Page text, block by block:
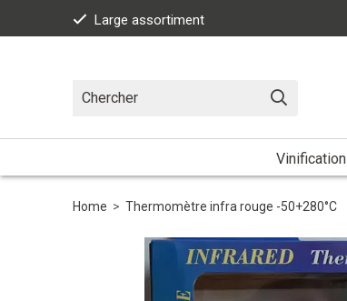
Large assortiment
Vinification
Home > Thermomètre infra rouge -50+280°C